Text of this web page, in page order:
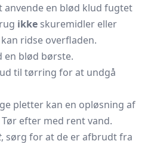
anvende en blød klud fugtet
ikke skuremidler eller
ridse overfladen.
en blød børste.
til tørring for at undgå
pletter kan en opløsning af
efter med rent vand.
, sørg for at de er afbrudt fra